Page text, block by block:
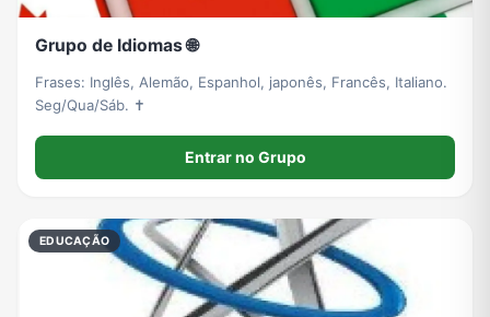
Grupo de Idiomas 🌐
Frases: Inglês, Alemão, Espanhol, japonês, Francês, Italiano.
Seg/Qua/Sáb. ✝
Entrar no Grupo
EDUCAÇÃO